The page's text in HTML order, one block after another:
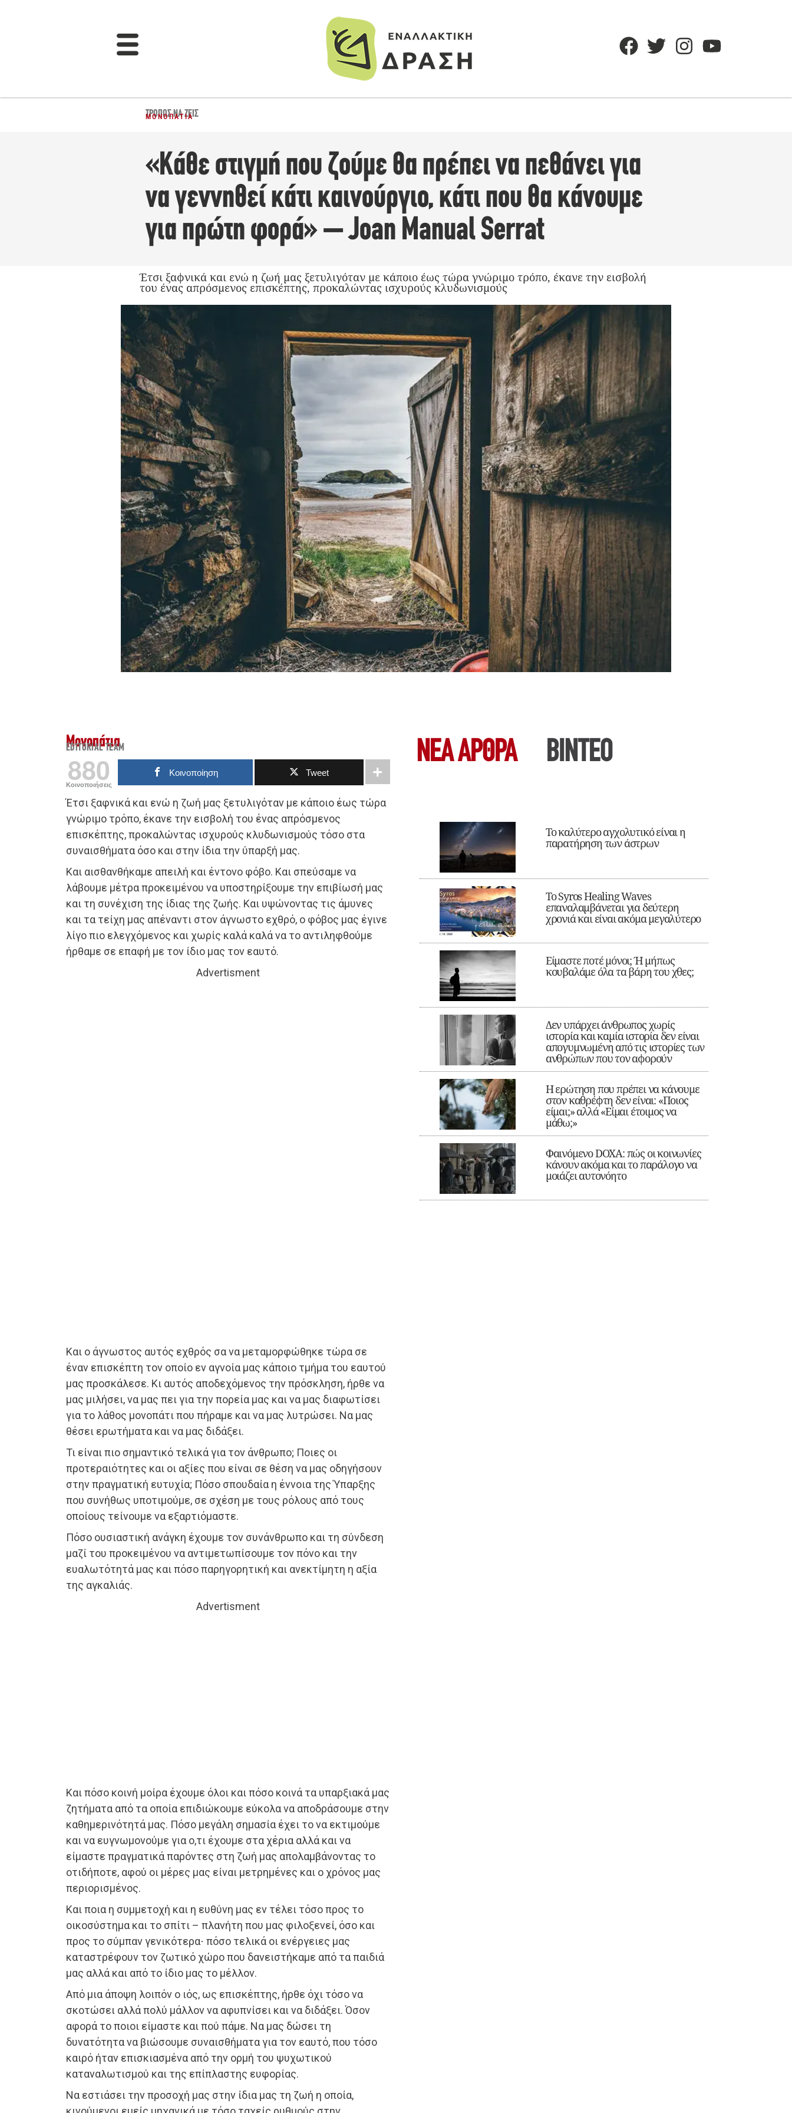
ΤΡΌΠΟΣ ΝΑ ΖΕΙΣ
ΜΟΝΟΠΆΤΙΑ
«Κάθε στιγμή που ζούμε θα πρέπει να πεθάνει για
να γεννηθεί κάτι καινούργιο, κάτι που θα κάνουμε
για πρώτη φορά» – Joan Manual Serrat
Έτσι ξαφνικά και ενώ η ζωή μας ξετυλιγόταν με κάποιο έως τώρα γνώριμο τρόπο, έκανε την εισβολή
του ένας απρόσμενος επισκέπτης, προκαλώντας ισχυρούς κλυδωνισμούς
Μονοπάτια
EDITORIAL TEAM
880
Κοινοποιήσεις
Κοινοποίηση Tweet
Έτσι ξαφνικά και ενώ η ζωή μας ξετυλιγόταν με κάποιο έως τώρα
γνώριμο τρόπο, έκανε την εισβολή του ένας απρόσμενος
επισκέπτης, προκαλώντας ισχυρούς κλυδωνισμούς τόσο στα
συναισθήματα όσο και στην ίδια την ύπαρξή μας.
Και αισθανθήκαμε απειλή και έντονο φόβο. Και σπεύσαμε να
λάβουμε μέτρα προκειμένου να υποστηρίξουμε την επιβίωσή μας
και τη συνέχιση της ίδιας της ζωής. Και υψώνοντας τις άμυνες
και τα τείχη μας απέναντι στον άγνωστο εχθρό, ο φόβος μας έγινε
λίγο πιο ελεγχόμενος και χωρίς καλά καλά να το αντιληφθούμε
ήρθαμε σε επαφή με τον ίδιο μας τον εαυτό.
Advertisment
Και ο άγνωστος αυτός εχθρός σα να μεταμορφώθηκε τώρα σε
έναν επισκέπτη τον οποίο εν αγνοία μας κάποιο τμήμα του εαυτού
μας προσκάλεσε. Κι αυτός αποδεχόμενος την πρόσκληση, ήρθε να
μας μιλήσει, να μας πει για την πορεία μας και να μας διαφωτίσει
για το λάθος μονοπάτι που πήραμε και να μας λυτρώσει. Να μας
θέσει ερωτήματα και να μας διδάξει.
Τι είναι πιο σημαντικό τελικά για τον άνθρωπο; Ποιες οι
προτεραιότητες και οι αξίες που είναι σε θέση να μας οδηγήσουν
στην πραγματική ευτυχία; Πόσο σπουδαία η έννοια της Ύπαρξης
που συνήθως υποτιμούμε, σε σχέση με τους ρόλους από τους
οποίους τείνουμε να εξαρτιόμαστε.
Πόσο ουσιαστική ανάγκη έχουμε τον συνάνθρωπο και τη σύνδεση
μαζί του προκειμένου να αντιμετωπίσουμε τον πόνο και την
ευαλωτότητά μας και πόσο παρηγορητική και ανεκτίμητη η αξία
της αγκαλιάς.
Advertisment
Και πόσο κοινή μοίρα έχουμε όλοι και πόσο κοινά τα υπαρξιακά μας
ζητήματα από τα οποία επιδιώκουμε εύκολα να αποδράσουμε στην
καθημερινότητά μας. Πόσο μεγάλη σημασία έχει το να εκτιμούμε
και να ευγνωμονούμε για ο,τι έχουμε στα χέρια αλλά και να
είμαστε πραγματικά παρόντες στη ζωή μας απολαμβάνοντας το
οτιδήποτε, αφού οι μέρες μας είναι μετρημένες και ο χρόνος μας
περιορισμένος.
Και ποια η συμμετοχή και η ευθύνη μας εν τέλει τόσο προς το
οικοσύστημα και το σπίτι – πλανήτη που μας φιλοξενεί, όσο και
προς το σύμπαν γενικότερα⋅ πόσο τελικά οι ενέργειες μας
καταστρέφουν τον ζωτικό χώρο που δανειστήκαμε από τα παιδιά
μας αλλά και από το ίδιο μας το μέλλον.
Από μια άποψη λοιπόν ο ιός, ως επισκέπτης, ήρθε όχι τόσο να
σκοτώσει αλλά πολύ μάλλον να αφυπνίσει και να διδάξει. Όσον
αφορά το ποιοι είμαστε και πού πάμε. Να μας δώσει τη
δυνατότητα να βιώσουμε συναισθήματα για τον εαυτό, που τόσο
καιρό ήταν επισκιασμένα από την ορμή του ψυχωτικού
καταναλωτισμού και της επίπλαστης ευφορίας.
Να εστιάσει την προσοχή μας στην ίδια μας τη ζωή η οποία,
ΝΕΑ ΆΡΘΡΑ ΒΙΝΤΕΟ
Το καλύτερο αγχολυτικό είναι η
παρατήρηση των άστρων
Το Syros Healing Waves
επαναλαμβάνεται για δεύτερη
χρονιά και είναι ακόμα μεγαλύτερο
Είμαστε ποτέ μόνοι; Ή μήπως
κουβαλάμε όλα τα βάρη του χθες;
Δεν υπάρχει άνθρωπος χωρίς
ιστορία και καμία ιστορία δεν είναι
απογυμνωμένη από τις ιστορίες των
ανθρώπων που τον αφορούν
Η ερώτηση που πρέπει να κάνουμε
στον καθρέφτη δεν είναι: «Ποιος
είμαι;» αλλά «Είμαι έτοιμος να
μάθω;»
Φαινόμενο DOXA: πώς οι κοινωνίες
κάνουν ακόμα και το παράλογο να
μοιάζει αυτονόητο